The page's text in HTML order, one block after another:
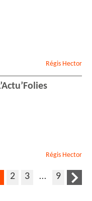
Régis Hector
Régis Hector
2 3 … 9